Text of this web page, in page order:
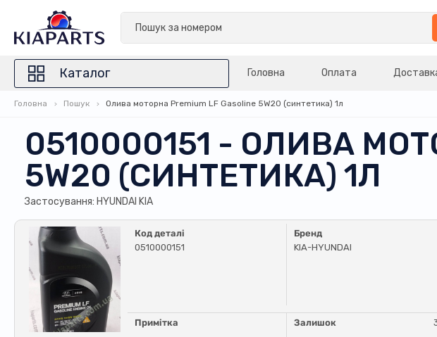
Каталог Головна Оплата
Головна Пошук Олива моторна Premium LF Gasoline 5W20 (синтетика) 1л
0510000151 - ОЛИВА
5W20 (СИНТЕТИКА) 1Л
Застосування: HYUNDAI KIA
Код деталі
0510000151
Бренд
KIA-HYUNDAI
Примітка Залишок